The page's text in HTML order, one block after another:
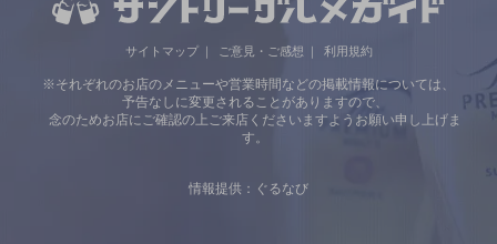
サイトマップ ご意見・ご感想 利用規約
※それぞれのお店のメニューや営業時間などの掲載情報については、
予告なしに変更されることがありますので、
念のためお店にご確認の上ご来店くださいますようお願い申し上げま
す。
情報提供：ぐるなび